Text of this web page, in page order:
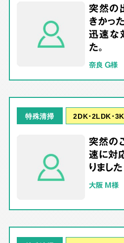
突然の
きかっ
迅速な
た。
奈良 G様
特殊清掃 2DK･2LDK･3K
突然の
速に対
りました
大阪 M様